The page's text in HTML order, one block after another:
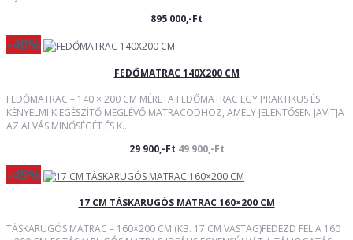
895 000,-Ft
-40%
FEDŐMATRAC 140X200 CM
FEDŐMATRAC – 140 × 200 CM MÉRETA FEDŐMATRAC EGY PRAKTIKUS ÉS
KÉNYELMI KIEGÉSZÍTŐ MEGLÉVŐ MATRACODHOZ, AMELY JELENTŐSEN JAVÍTJA
AZ ALVÁS MINŐSÉGÉT ÉS K..
29 900,-Ft 49 900,-Ft
-45%
17 CM TÁSKARUGÓS MATRAC 160×200 CM
TÁSKARUGÓS MATRAC – 160×200 CM (KB. 17 CM VASTAG)FEDEZD FEL A 160